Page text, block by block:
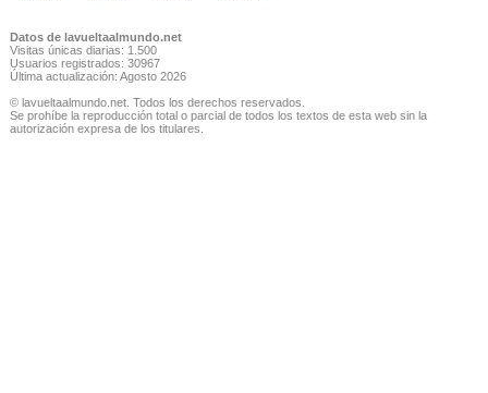
Datos de lavueltaalmundo.net
Visitas únicas diarias: 1.500
Usuarios registrados: 30967
Última actualización: Agosto 2026
© lavueltaalmundo.net. Todos los derechos reservados.
Se prohíbe la reproducción total o parcial de todos los textos de esta web sin la
autorización expresa de los titulares.